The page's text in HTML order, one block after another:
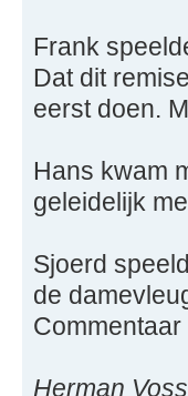
Frank
Dat dit
eerst doen.
Hans kwam
geleidelijk
Sjoerd
de
Commentaar
Herman